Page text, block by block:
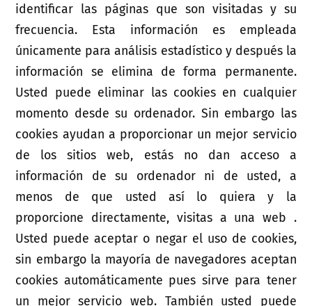
identificar las páginas que son visitadas y su
frecuencia. Esta información es empleada
únicamente para análisis estadístico y después la
información se elimina de forma permanente.
Usted puede eliminar las cookies en cualquier
momento desde su ordenador. Sin embargo las
cookies ayudan a proporcionar un mejor servicio
de los sitios web, estás no dan acceso a
información de su ordenador ni de usted, a
menos de que usted así lo quiera y la
proporcione directamente, visitas a una web .
Usted puede aceptar o negar el uso de cookies,
sin embargo la mayoría de navegadores aceptan
cookies automáticamente pues sirve para tener
un mejor servicio web. También usted puede